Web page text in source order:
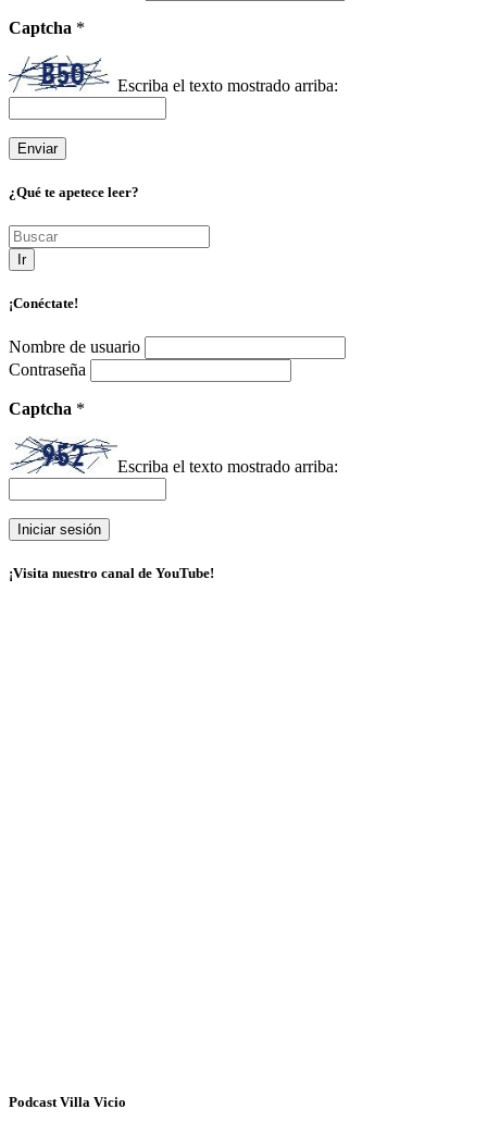
Captcha *
Escriba el texto mostrado arriba:
¿Qué te apetece leer?
Ir
¡Conéctate!
Nombre de usuario
Contraseña
Captcha *
Escriba el texto mostrado arriba:
¡Visita nuestro canal de YouTube!
Podcast Villa Vicio